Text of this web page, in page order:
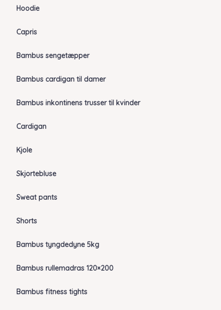
Hoodie
Capris
Bambus sengetæpper
Bambus cardigan til damer
Bambus inkontinens trusser til kvinder
Cardigan
Kjole
Skjortebluse
Sweat pants
Shorts
Bambus tyngdedyne 5kg
Bambus rullemadras 120×200
Bambus fitness tights